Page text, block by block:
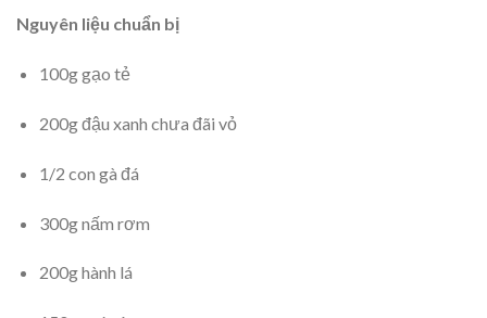
Nguyên liệu chuẩn bị
100g gạo tẻ
200g đậu xanh chưa đãi vỏ
1/2 con gà đá
300g nấm rơm
200g hành lá